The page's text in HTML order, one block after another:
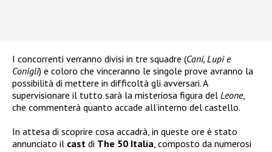
I concorrenti verranno divisi in tre squadre (Cani, Lupi e
Conigli) e coloro che vinceranno le singole prove avranno la
possibilità di mettere in difficoltà gli avversari. A
supervisionare il tutto sarà la misteriosa figura del Leone,
che commenterà quanto accade all’interno del castello.
In attesa di scoprire cosa accadrà, in queste ore è stato
annunciato il cast di The 50 Italia , composto da numerosi